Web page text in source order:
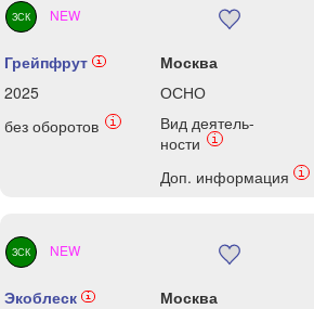
ЗСК NEW
Грейпфрут i Москва
2025
ОСНО
без оборотов
i
Вид деятель-
ности
i
Доп. информация i
ЗСК NEW
Экоблеск i Москва